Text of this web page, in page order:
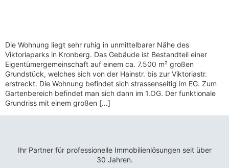
Die Wohnung liegt sehr ruhig in unmittelbarer Nähe des
Viktoriaparks in Kronberg. Das Gebäude ist Bestandteil einer
Eigentümergemeinschaft auf einem ca. 7.500 m² großen
Grundstück, welches sich von der Hainstr. bis zur Viktoriastr.
erstreckt. Die Wohnung befindet sich strassenseitig im EG. Zum
Gartenbereich befindet man sich dann im 1.OG. Der funktionale
Grundriss mit einem großen […]
Ihr Partner für professionelle Immobilienlösungen seit über
30 Jahren.